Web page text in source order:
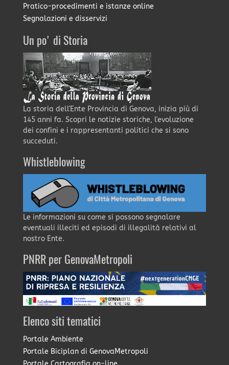
Pratico-procedimenti e istanze online
Segnalazioni e disservizi
Un po' di Storia
La storia dell'Ente Provincia di Genova, inizia più di
145 anni fa. Scopri le notizie storiche, l'evoluzione
dei confini e i rappresentanti politici che si sono
succeduti.
Whistleblowing
Le informazioni su come si possono segnalare
eventuali illeciti ed episodi di illegalità relativi al
nostro Ente.
PNRR per GenovaMetropoli
Elenco siti tematici
Portale Ambiente
Portale Biciplan di GenovaMetropoli